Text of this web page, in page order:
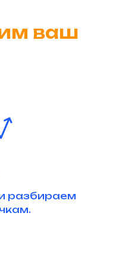
ваш
разбираем